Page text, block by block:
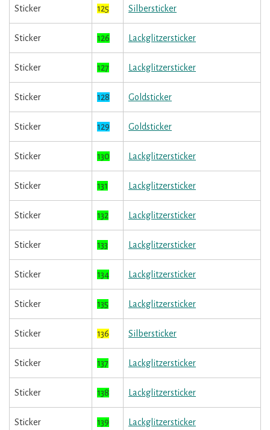
Sticker 125 Silbersticker
Sticker 126 Lackglitzersticker
Sticker 127 Lackglitzersticker
Sticker 128 Goldsticker
Sticker 129 Goldsticker
Sticker 130 Lackglitzersticker
Sticker 131 Lackglitzersticker
Sticker 132 Lackglitzersticker
Sticker 133 Lackglitzersticker
Sticker 134 Lackglitzersticker
Sticker 135 Lackglitzersticker
Sticker 136 Silbersticker
Sticker 137 Lackglitzersticker
Sticker 138 Lackglitzersticker
Sticker 139 Lackglitzersticker